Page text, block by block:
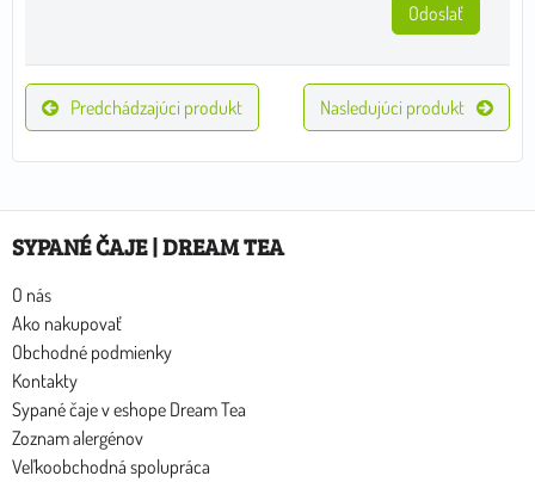
Odoslať
Predchádzajúci produkt Nasledujúci produkt
SYPANÉ ČAJE | DREAM TEA
O nás
Ako nakupovať
Obchodné podmienky
Kontakty
Sypané čaje v eshope Dream Tea
Zoznam alergénov
Veľkoobchodná spolupráca